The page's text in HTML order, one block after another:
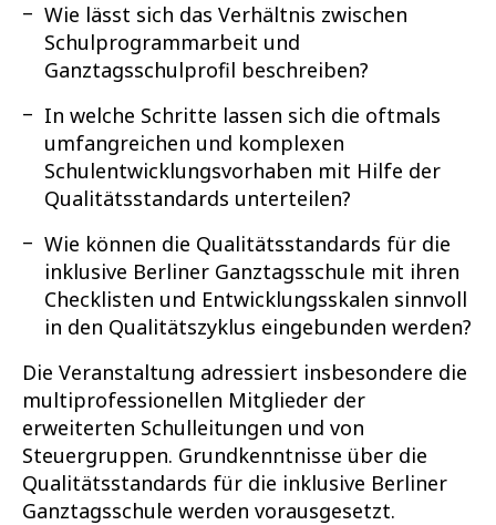
Wie lässt sich das Verhältnis zwischen
Schulprogrammarbeit und
Ganztagsschulprofil beschreiben?
In welche Schritte lassen sich die oftmals
umfangreichen und komplexen
Schulentwicklungsvorhaben mit Hilfe der
Qualitätsstandards unterteilen?
Wie können die Qualitätsstandards für die
inklusive Berliner Ganztagsschule mit ihren
Checklisten und Entwicklungsskalen sinnvoll
in den Qualitätszyklus eingebunden werden?
Die Veranstaltung adressiert insbesondere die
multiprofessionellen Mitglieder der
erweiterten Schulleitungen und von
Steuergruppen. Grundkenntnisse über die
Qualitätsstandards für die inklusive Berliner
Ganztagsschule werden vorausgesetzt.